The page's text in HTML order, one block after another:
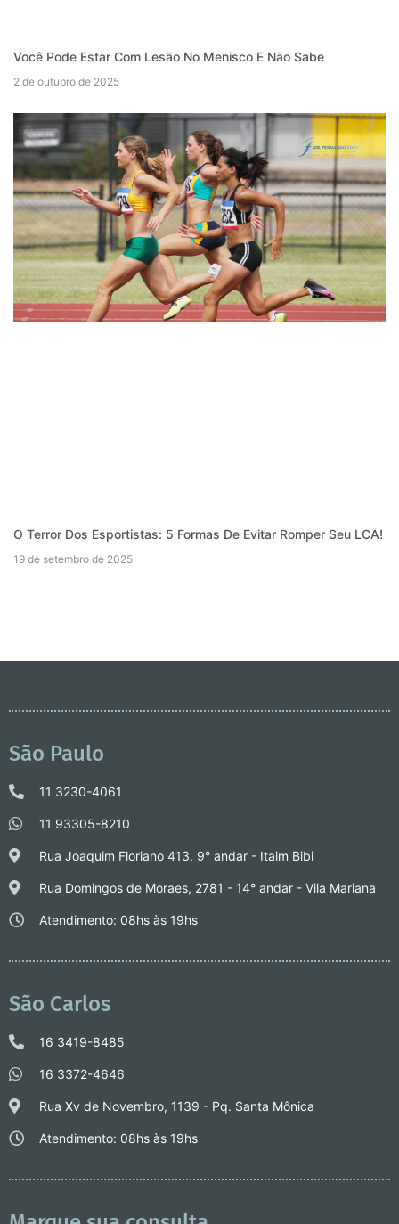
Você Pode Estar Com Lesão No Menisco E Não Sabe
2 de outubro de 2025
O Terror Dos Esportistas: 5 Formas De Evitar Romper Seu LCA!
19 de setembro de 2025
São Paulo
11 3230-4061
11 93305-8210
Rua Joaquim Floriano 413, 9° andar - Itaim Bibi
Rua Domingos de Moraes, 2781 - 14° andar - Vila Mariana
Atendimento: 08hs às 19hs
São Carlos
16 3419-8485
16 3372-4646
Rua Xv de Novembro, 1139 - Pq. Santa Mônica
Atendimento: 08hs às 19hs